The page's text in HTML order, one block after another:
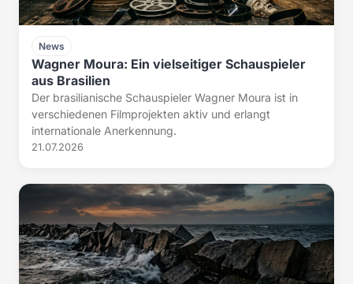
News
Wagner Moura: Ein vielseitiger Schauspieler
aus Brasilien
Der brasilianische Schauspieler Wagner Moura ist in
verschiedenen Filmprojekten aktiv und erlangt
internationale Anerkennung.
21.07.2026